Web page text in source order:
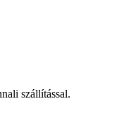
szállítással.